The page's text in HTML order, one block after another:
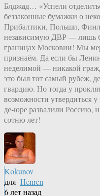
Блджад… «Успели
беззаконные бумажки о
Прибалтики, Польши,
независимую ДВР — лишь
границах Московии! Мы
признаём. Да если бы
неделимой — никакой
это был тот самый рубеж,
гвардию. Но тогда у
возможности утвердиться
де-юре развалили Россию,
сотню лет!
Kokunov
для Henren
6 лет назад